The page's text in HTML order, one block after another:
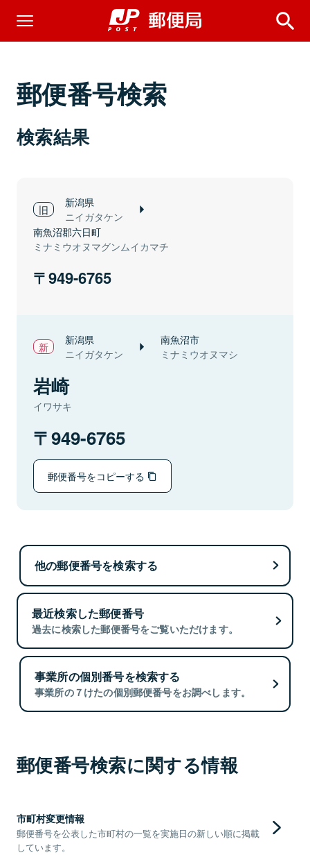
郵便番号検索
検索結果
新潟県
ニイガタケン
南魚沼郡六日町
ミナミウオヌマグンムイカマチ
949-6765
新潟県
ニイガタケン
南魚沼市
ミナミウオヌマシ
岩崎
イワサキ
949-6765
郵便番号をコピーする
他の郵便番号を検索する
最近検索した郵便番号
過去に検索した郵便番号をご覧いただけます。
事業所の個別番号を検索する
事業所の７けたの個別郵便番号をお調べします。
郵便番号検索に関する情報
市町村変更情報
郵便番号を公表した市町村の一覧を実施日の新しい順に掲載
しています。